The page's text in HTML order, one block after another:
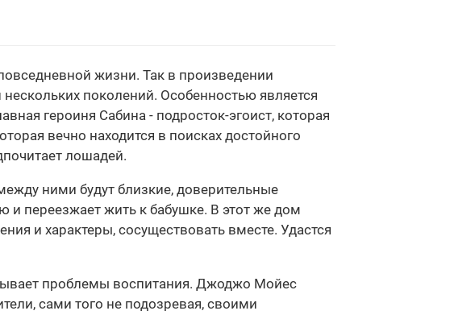
жизни. Так в произведении
поколений. Особенностью является
героиня Сабина - подросток-эгоист, которая
вечно находится в поисках достойного
лошадей.
ними будут близкие, доверительные
и переезжает жить к бабушке. В этот же дом
и характеры, сосуществовать вместе. Удастся
проблемы воспитания. Джоджо Мойес
сами того не подозревая, своими